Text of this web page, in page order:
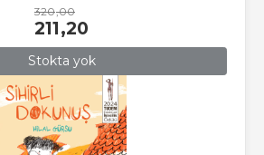
Stokta yok
320,00
211,20